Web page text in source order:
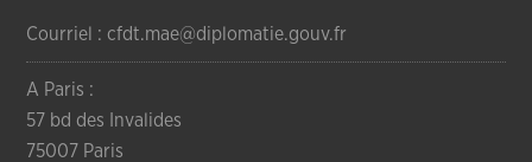
Courriel : cfdt.mae@diplomatie.gouv.fr
A Paris :
57 bd des Invalides
75007 Paris